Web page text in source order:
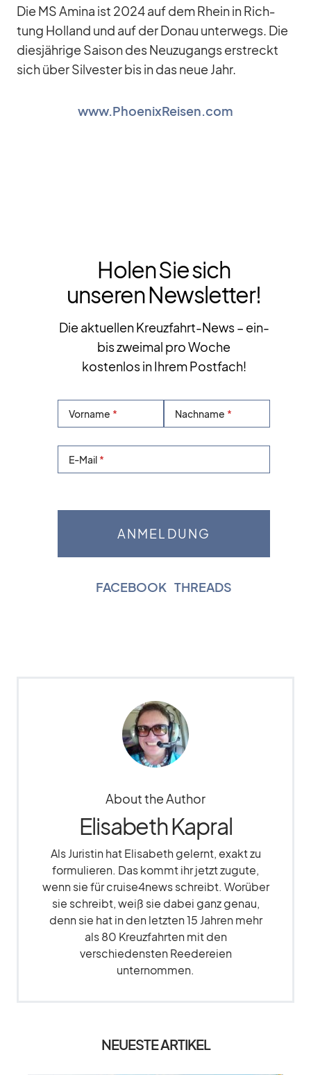
Die MS Amina ist 2024 auf dem Rhein in Rich­
tung Hol­land und auf der Do­nau un­ter­wegs. Die
dies­jäh­rige Sai­son des Neu­zu­gangs er­streckt
sich über Sil­ves­ter bis in das neue Jahr.
www.PhoenixReisen.com
Holen Sie sich
unseren Newsletter!
Die aktuellen Kreuzfahrt-News – ein-
bis zweimal pro Woche
kostenlos in Ihrem Postfach!
Vorname Nachname
E-Mail
FACEBOOK THREADS
About the Author
Elisabeth Kapral
Als Juristin hat Elisabeth gelernt, exakt zu
formulieren. Das kommt ihr jetzt zugute,
wenn sie für cruise4news schreibt. Worüber
sie schreibt, weiß sie dabei ganz genau,
denn sie hat in den letzten 15 Jahren mehr
als 80 Kreuzfahrten mit den
verschiedensten Reedereien
unternommen.
NEUESTE ARTIKEL